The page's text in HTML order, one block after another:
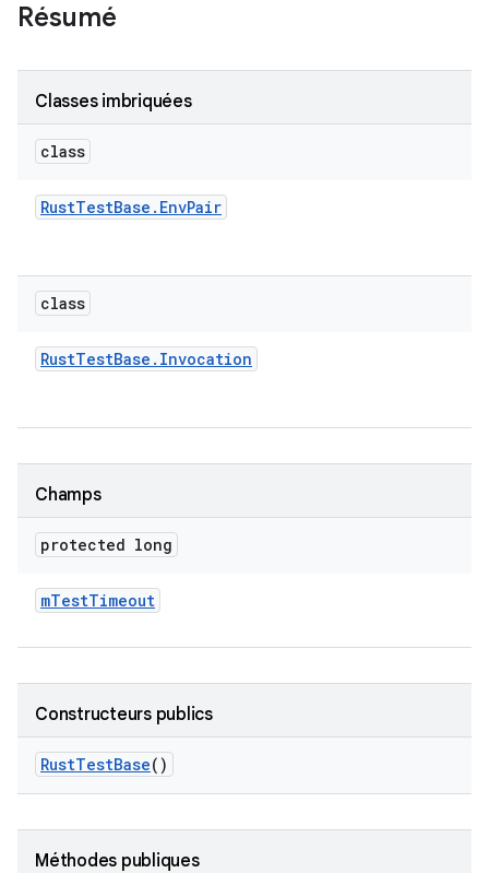
Résumé
Classes imbriquées
class
RustTestBase . EnvPair
class
RustTestBase . Invocation
Champs
protected long
mTestTimeout
Constructeurs publics
RustTestBase()
Méthodes publiques